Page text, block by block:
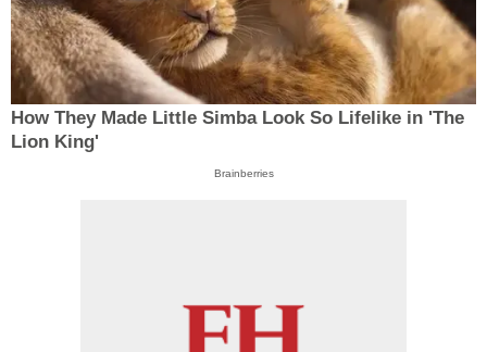
How They Made Little Simba Look So Lifelike in 'The
Lion King'
Brainberries